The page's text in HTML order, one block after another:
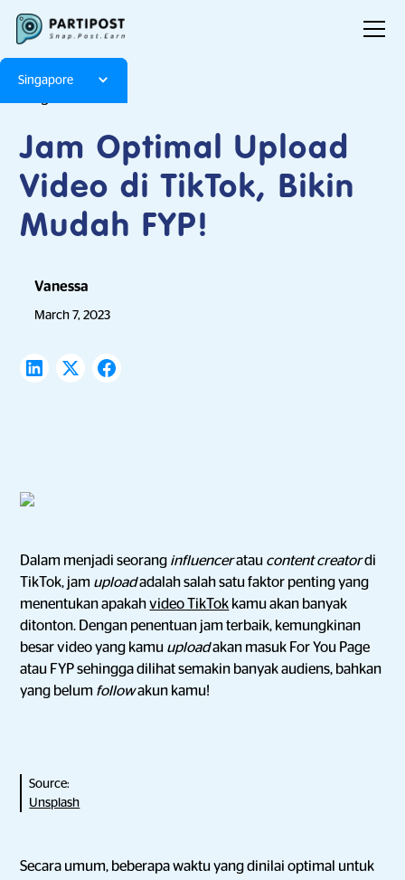
Singapore
Jam Optimal Upload
Video di TikTok, Bikin
Mudah FYP!
Vanessa
March 7, 2023
Dalam menjadi seorang influenceratau content creatordi
TikTok, jam uploadadalah salah satu faktor penting yang
menentukan apakahvideo TikTok kamu akan banyak
ditonton. Dengan penentuan jam terbaik, kemungkinan
besar video yang kamu uploadakan masuk For You Page
atau FYP sehingga dilihat semakin banyak audiens, bahkan
yang belum followakun kamu!
Source:
Unsplash
Secara umum, beberapa waktu yang dinilai optimal untuk